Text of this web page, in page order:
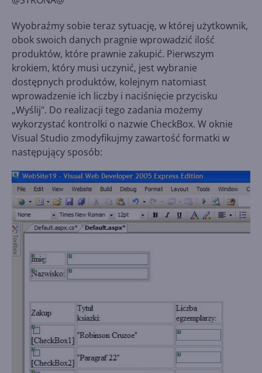
Wyobraźmy sobie teraz sytuację, w której użytkownik,
obok swoich danych pragnie wprowadzić ilość
produktów, które prawnie zakupić. Pierwszym
krokiem, który musi uczynić, jest wybranie
dostępnych produktów, kolejnym natomiast
wprowadzenie ich liczby i naciśnięcie przycisku
„Wyślij". Do realizacji tego zadania możemy
wykorzystać kontrolki o nazwie CheckBox. W oknie
Visual Studio zmodyfikujmy zawartość formatki w
następujący sposób: